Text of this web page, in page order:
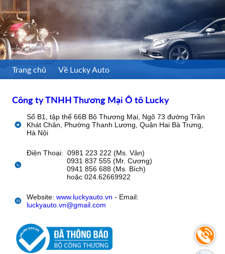
Trang chủ Về Lucky Auto
Công ty TNHH Thương Mại Ô tô Lucky
Số B1, tập thể 66B Bộ Thương Mại, Ngõ 73 đường Trần
Khát Chân, Phường Thanh Lương, Quận Hai Bà Trưng,
Hà Nội
Điện Thoại: 0981 223 222 (Ms. Vân)
0931 837 555 (Mr. Cương)
0941 856 688 (Ms. Bích)
hoặc 024.62669922
Website: www.luckyauto.vn - Email:
luckyauto.vn@gmail.com